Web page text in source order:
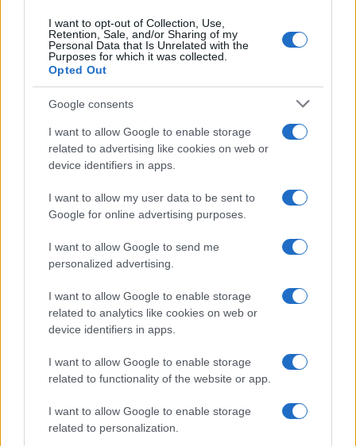
I want to opt-out of Collection, Use,
Retention, Sale, and/or Sharing of my
Personal Data that Is Unrelated with the
Purposes for which it was collected.
Opted Out
Google consents
I want to allow Google to enable storage
related to advertising like cookies on web or
device identifiers in apps.
I want to allow my user data to be sent to
Google for online advertising purposes.
I want to allow Google to send me
personalized advertising.
I want to allow Google to enable storage
related to analytics like cookies on web or
device identifiers in apps.
I want to allow Google to enable storage
related to functionality of the website or app.
I want to allow Google to enable storage
related to personalization.
Nuova Zelanda: ondata di freddo eccezionale porta
neve a bassa quota
Francesca Lombardi · 4 Ago 2026
NOTIZIE
Impostazioni telefono e avvisi: ecosistema per
Francesca Lombardi · 1 Ago 2026
PIÙ LETTI